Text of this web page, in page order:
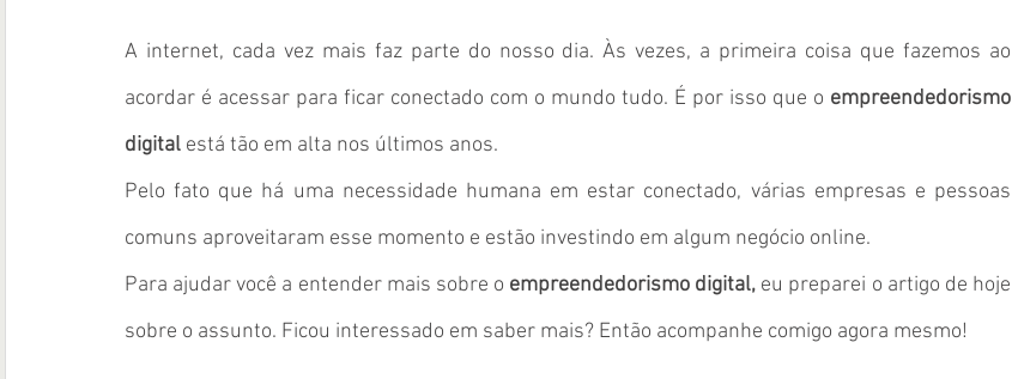
A internet, cada vez mais faz parte do nosso dia. Às vezes, a primeira coisa que fazemos ao
acordar é acessar para ficar conectado com o mundo tudo. É por isso que o empreendedorismo
digital está tão em alta nos últimos anos.
Pelo fato que há uma necessidade humana em estar conectado, várias empresas e pessoas
comuns aproveitaram esse momento e estão investindo em algum negócio online.
Para ajudar você a entender mais sobre o empreendedorismo digital, eu preparei o artigo de hoje
sobre o assunto. Ficou interessado em saber mais? Então acompanhe comigo agora mesmo!